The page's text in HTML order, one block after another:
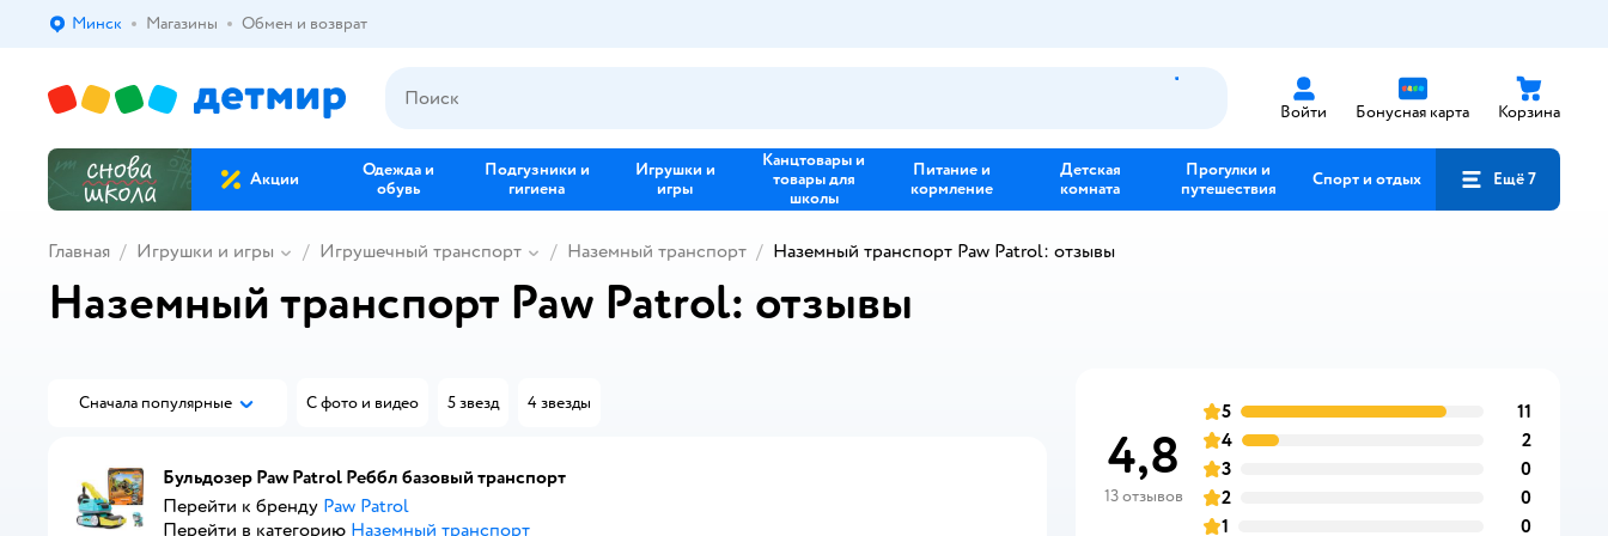
Выбор адреса доставки.
Минск Магазины Обмен и возврат
Войти Бонусная карта Корзина
Акции
Одежда и
обувь
Подгузники и
гигиена
Игрушки и
игры
Канцтовары и
товары для
школы
Питание и
кормление
Детская
комната
Прогулки и
путешествия
Спорт и отдых Ещё 7
Главная Игрушки и игры Игрушечный транспорт Наземный транспорт Наземный транспорт Paw Patrol: отзывы
Наземный транспорт Paw Patrol: отзывы
Сначала популярные С фото и видео 5 звезд 4 звезды
Бульдозер Paw Patrol Реббл базовый транспорт
Перейти к бренду Paw Patrol
Перейти в категорию Наземный транспорт
4,8
13 отзывов
оценка
5 11
оценка
4 2отзывов
оценка
3 0отзывов
оценка
2 0отзывов
1 0отзывов